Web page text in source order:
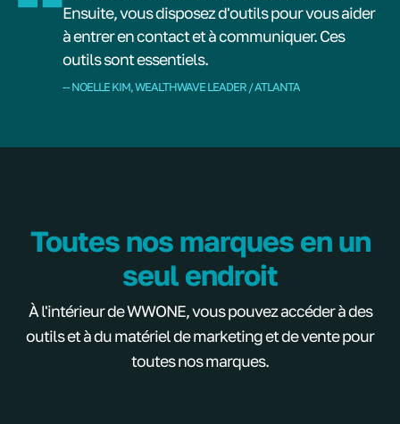
Ensuite, vous disposez d'outils pour vous aider
à entrer en contact et à communiquer. Ces
outils sont essentiels.
-- NOELLE KIM, WEALTHWAVE LEADER / ATLANTA
Toutes nos marques en un
seul endroit
À l'intérieur de WWONE, vous pouvez accéder à des
outils et à du matériel de marketing et de vente pour
toutes nos marques.